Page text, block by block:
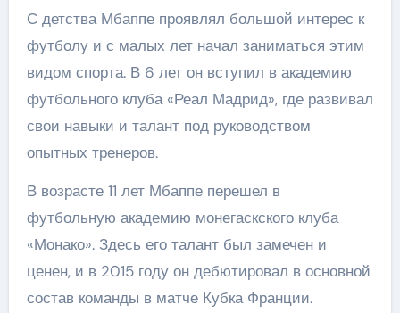
С детства Мбаппе проявлял большой интерес к
футболу и с малых лет начал заниматься этим
видом спорта. В 6 лет он вступил в академию
футбольного клуба «Реал Мадрид», где развивал
свои навыки и талант под руководством
опытных тренеров.
В возрасте 11 лет Мбаппе перешел в
футбольную академию монегаскского клуба
«Монако». Здесь его талант был замечен и
ценен, и в 2015 году он дебютировал в основной
состав команды в матче Кубка Франции.